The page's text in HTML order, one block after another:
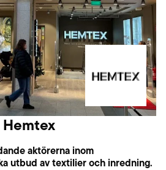
aktörerna inom
utbud av textilier och inredning.